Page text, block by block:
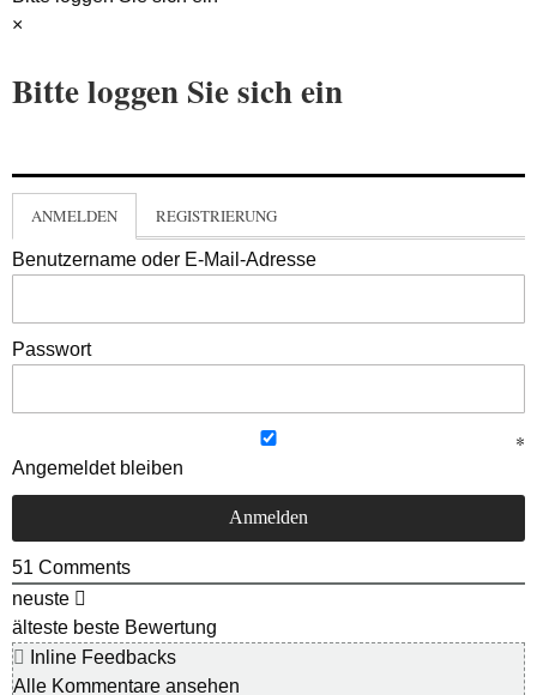
×
Bitte loggen Sie sich ein
ANMELDEN REGISTRIERUNG
Benutzername oder E-Mail-Adresse
Passwort
Angemeldet bleiben
51 Comments
neuste
älteste beste Bewertung
Inline Feedbacks
Alle Kommentare ansehen